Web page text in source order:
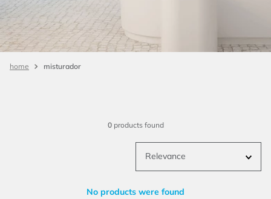
misturador
0 products
Relevance
No products were found